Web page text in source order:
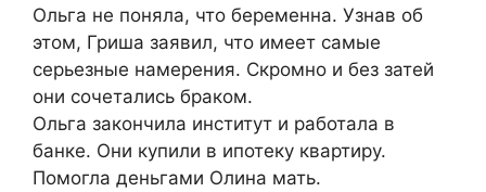
Ольга не поняла, что беременна. Узнав об
этом, Гриша заявил, что имеет самые
серьезные намерения. Скромно и без затей
они сочетались браком.
Ольга закончила институт и работала в
банке. Они купили в ипотеку квартиру.
Помогла деньгами Олина мать.